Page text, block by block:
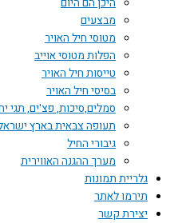
מבצעים
מטוסי חיל האויר
הפלות מטוסי אוייב
טייסות חיל האויר
בסיסי חיל האויר
סמלים,סיכות, פצ'ים, תגי יחידות
תעופה צבאית בארץ ישראל
גיבורי החיל
מערך ההגנה האווירית
גלריית תמונות
תירמו לאתר
יצירת קשר